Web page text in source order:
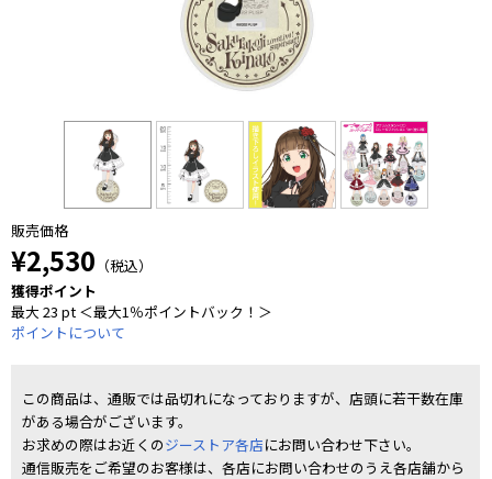
販売価格
¥2,530 （税込）
獲得ポイント
最大 23 pt ＜最大1％ポイントバック！＞
ポイントについて
この商品は、通販では品切れになっておりますが、店頭に若干数在庫
がある場合がございます。
お求めの際はお近くのジーストア各店にお問い合わせ下さい。
通信販売をご希望のお客様は、各店にお問い合わせのうえ各店舗から